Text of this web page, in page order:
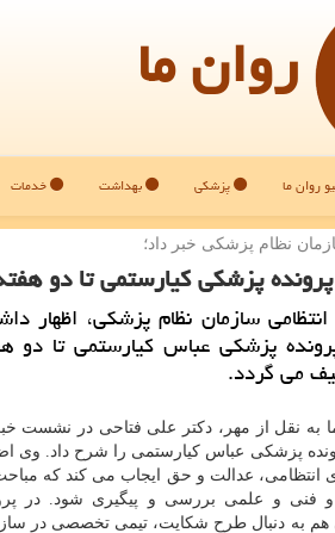
روان ما
روان ما پزشکی بهداشت خدمات
نظام پزشكی خبر داد؛
پزشكی كیارستمی تا دو
سازمان نظام پزشكی، اظهار
پزشكی عباس كیارستمی تا دو
می گردد.
به نقل از مهر، دكتر علی فتاحی در نشست
پزشكی عباس كیارستمی را شرح داد. وی
انتظامی، عدالت و حق ایجاب می كند كه
و علمی بررسی و پیگیری شود. در
هم به دنبال طرح شكایت، تیمی تخصصی در